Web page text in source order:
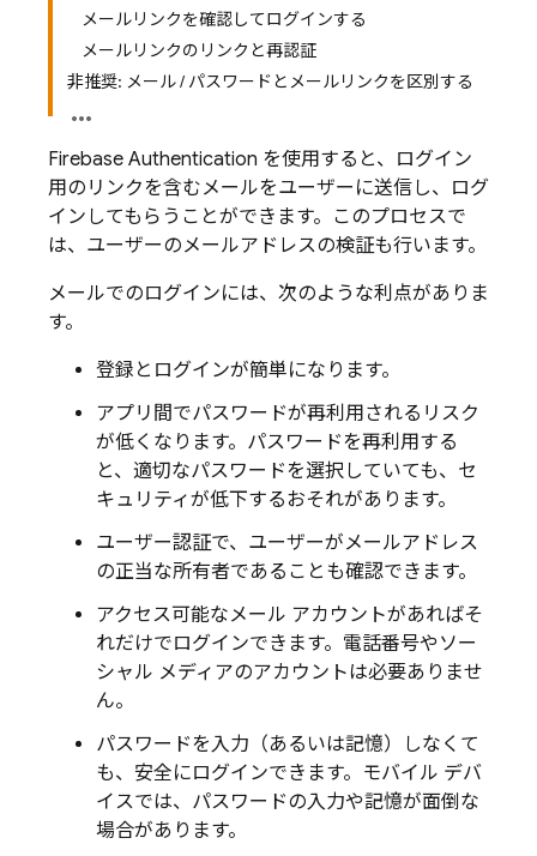
メールリンクを確認してログインする
メールリンクのリンクと再認証
非推奨: メール / パスワードとメールリンクを区別する
Firebase Authentication を使用すると、ログイン
用のリンクを含むメールをユーザーに送信し、ログ
インしてもらうことができます。このプロセスで
は、ユーザーのメールアドレスの検証も行います。
メールでのログインには、次のような利点がありま
す。
登録とログインが簡単になります。
アプリ間でパスワードが再利用されるリスク
が低くなります。パスワードを再利用する
と、適切なパスワードを選択していても、セ
キュリティが低下するおそれがあります。
ユーザー認証で、ユーザーがメールアドレス
の正当な所有者であることも確認できます。
アクセス可能なメール アカウントがあればそ
れだけでログインできます。電話番号やソー
シャル メディアのアカウントは必要ありませ
ん。
パスワードを入力（あるいは記憶）しなくて
も、安全にログインできます。モバイル デバ
イスでは、パスワードの入力や記憶が面倒な
場合があります。